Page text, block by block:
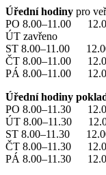
Úřední hodiny pro
PO 8.00–11.00
ÚT zavřeno
ST 8.00–11.00
ČT 8.00–11.00
PÁ 8.00–11.00
Úřední hodiny
PO 8.00–11.30
ÚT 8.00–11.30
ST 8.00–11.30
ČT 8.00–11.30
PÁ 8.00–11.30